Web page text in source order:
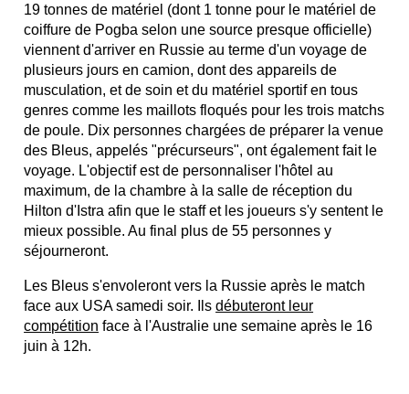
19 tonnes de matériel (dont 1 tonne pour le matériel de
coiffure de Pogba selon une source presque officielle)
viennent d'arriver en Russie au terme d'un voyage de
plusieurs jours en camion, dont des appareils de
musculation, et de soin et du matériel sportif en tous
genres comme les maillots floqués pour les trois matchs
de poule. Dix personnes chargées de préparer la venue
des Bleus, appelés "précurseurs", ont également fait le
voyage. L'objectif est de personnaliser l'hôtel au
maximum, de la chambre à la salle de réception du
Hilton d'Istra afin que le staff et les joueurs s'y sentent le
mieux possible. Au final plus de 55 personnes y
séjourneront.
Les Bleus s'envoleront vers la Russie après le match
face aux USA samedi soir. Ilsdébuteront leur
compétition face à l'Australie une semaine après le 16
juin à 12h.